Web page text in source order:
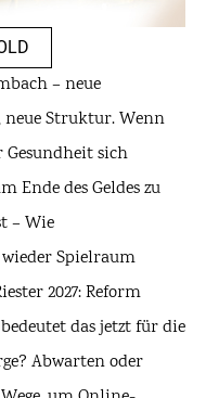
– neue
neue Struktur. Wenn
Gesundheit sich
Ende des Geldes zu
– Wie
Spielraum
2027: Reform
das jetzt für die
Abwarten oder